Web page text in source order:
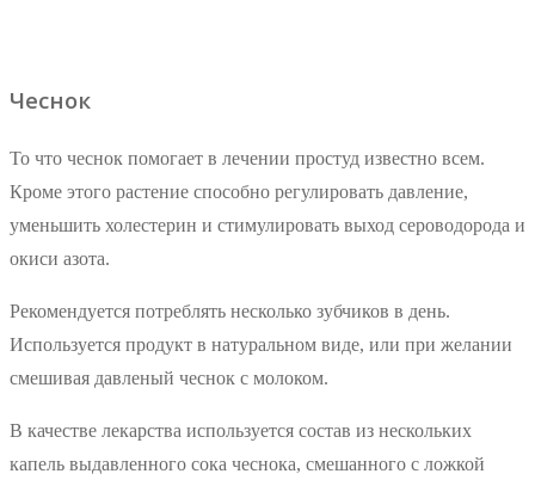
Чеснок
То что чеснок помогает в лечении простуд известно всем.
Кроме этого растение способно регулировать давление,
уменьшить холестерин и стимулировать выход сероводорода и
окиси азота.
Рекомендуется потреблять несколько зубчиков в день.
Используется продукт в натуральном виде, или при желании
смешивая давленый чеснок с молоком.
В качестве лекарства используется состав из нескольких
капель выдавленного сока чеснока, смешанного с ложкой